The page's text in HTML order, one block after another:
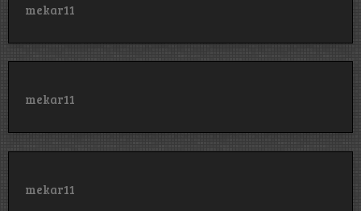
mekar11
mekar11
mekar11